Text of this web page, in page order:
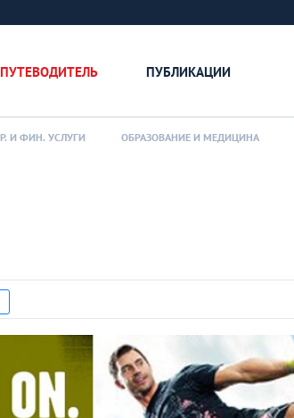
ПУТЕВОДИТЕЛЬ ПУБЛИКАЦИИ
И ФИН. УСЛУГИ ОБРАЗОВАНИЕ И МЕДИЦИНА